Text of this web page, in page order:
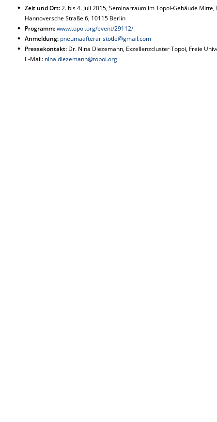
Zeit und Ort:2. bis 4. Juli 2015, Seminarraum im Topoi-Gebäude
Hannoversche Straße 6, 10115 Berlin
Programm:www.topoi.org/event/29112/
Anmeldung: pneumaafteraristotle@gmail.com
Pressekontakt: Dr. Nina Diezemann, Exzellenzcluster Topoi, Freie
E-Mail: nina.diezemann@topoi.org